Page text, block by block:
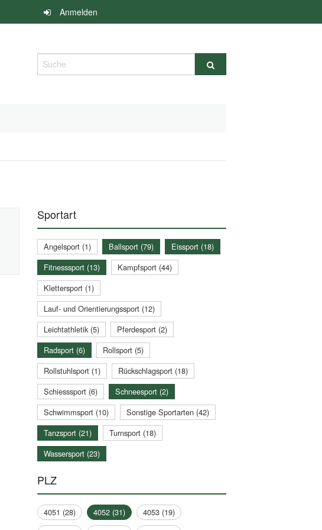
Anmelden
Suche
Sportart
Angelsport (1) Ballsport (79)
Eissport (18)
Fitnesssport (13)
Kampfsport (44)
Klettersport (1)
Lauf- und Orientierungssport (12)
Leichtathletik (5)
Pferdesport (2)
Radsport (6)
Rollsport (5)
Rollstuhlsport (1)
Rückschlagsport (18)
Schiesssport (6)
Schneesport (2)
Schwimmsport (10)
Sonstige Sportarten (42)
Tanzsport (21)
Turnsport (18)
Wassersport (23)
PLZ
4051 (28) 4052 (31)
4053 (19)